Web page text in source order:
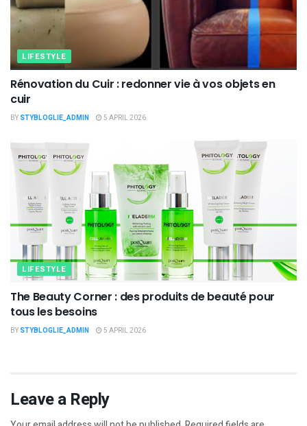
LIFESTYLE
Rénovation du Cuir : redonner vie à vos objets en
cuir
BY STYBLOGLIE_ADMIN 5 APRIL 2026
LIFESTYLE
The Beauty Corner : des produits de beauté pour
tous les besoins
BY STYBLOGLIE_ADMIN 5 APRIL 2026
Leave a Reply